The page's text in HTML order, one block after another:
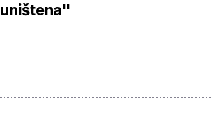
uništena"